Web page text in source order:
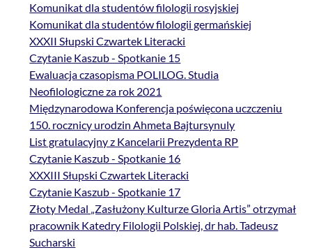
Komunikat dla studentów filologii rosyjskiej
Komunikat dla studentów filologii germańskiej
XXXII Słupski Czwartek Literacki
Czytanie Kaszub - Spotkanie 15
Ewaluacja czasopisma POLILOG. Studia
Neofilologiczne za rok 2021
Międzynarodowa Konferencja poświęcona uczczeniu
150. rocznicy urodzin Ahmeta Bajtursynuly
List gratulacyjny z Kancelarii Prezydenta RP
Czytanie Kaszub - Spotkanie 16
XXXIII Słupski Czwartek Literacki
Czytanie Kaszub - Spotkanie 17
Złoty Medal „Zasłużony Kulturze Gloria Artis” otrzymał
pracownik Katedry Filologii Polskiej, dr hab. Tadeusz
Sucharski